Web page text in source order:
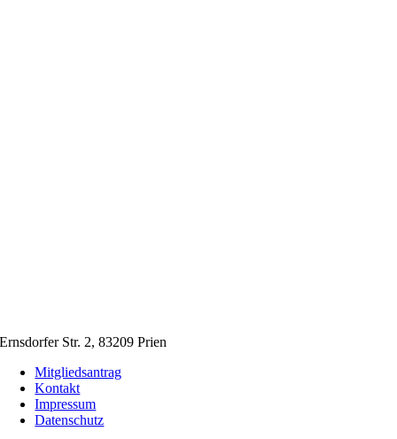
Ernsdorfer Str. 2, 83209 Prien
Mitgliedsantrag
Kontakt
Impressum
Datenschutz